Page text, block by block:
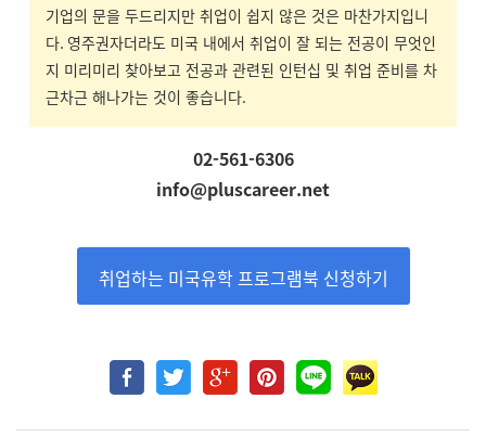
기업의 문을 두드리지만 취업이 쉽지 않은 것은 마찬가지입니
다. 영주권자더라도 미국 내에서 취업이 잘 되는 전공이 무엇인
지 미리미리 찾아보고 전공과 관련된 인턴십 및 취업 준비를 차
근차근 해나가는 것이 좋습니다.
02-561-6306
info@pluscareer.net
취업하는 미국유학 프로그램북 신청하기